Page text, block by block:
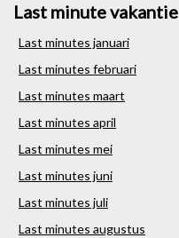
Last minute vakantie
Last minutes januari
Last minutes februari
Last minutes maart
Last minutes april
Last minutes mei
Last minutes juni
Last minutes juli
Last minutes augustus